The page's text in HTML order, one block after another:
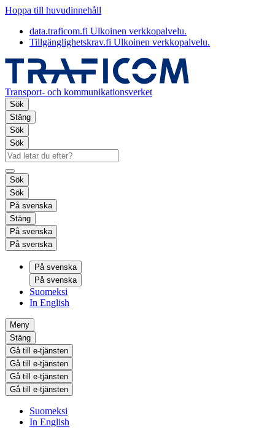
Hoppa till huvudinnehåll
data.traficom.fi Ulkoinen verkkopalvelu.
Tillgänglighetskrav.fi Ulkoinen verkkopalvelu.
Transport- och kommunikationsverket
Sök
Stäng
Sök
Sök
Sök
Sök
På svenska
Stäng
På svenska
På svenska
På svenska
På svenska
Suomeksi
In English
Meny
Stäng
Gå till e-tjänsten
Gå till e-tjänsten
Gå till e-tjänsten
Gå till e-tjänsten
Suomeksi
In English